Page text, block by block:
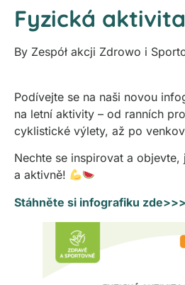
Fyzická
By Zespół akcji Zdrowo i
Podívejte se na naši novou
na letní aktivity – od ranních
cyklistické výlety, až po
Nechte se inspirovat a
a aktivně!
Stáhněte si infografiku zde>>>